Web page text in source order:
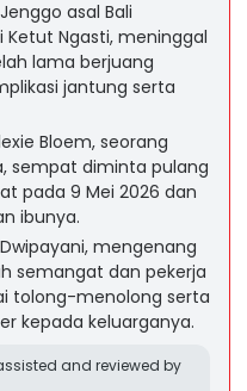
asal Bali
Ketut Ngasti, meninggal
lama berjuang
jantung serta
Bloem, seorang
sempat diminta pulang
pada 9 Mei 2026 dan
ibunya.
mengenang
semangat dan pekerja
tolong-menolong serta
kepada keluarganya.
and reviewed by